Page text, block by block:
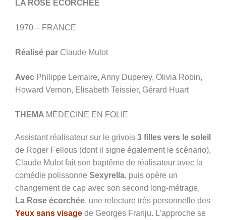
LA ROSE ÉCORCHÉE
1970 – FRANCE
Réalisé par Claude Mulot
Avec Philippe Lemaire, Anny Duperey, Olivia Robin,
Howard Vernon, Elisabeth Teissier, Gérard Huart
THEMA MÉDECINE EN FOLIE
Assistant réalisateur sur le grivois 3 filles vers le soleil
de Roger Fellous (dont il signe également le scénario),
Claude Mulot fait son baptême de réalisateur avec la
comédie polissonne Sexyrella, puis opère un
changement de cap avec son second long-métrage,
La Rose écorchée, une relecture très personnelle des
Yeux sans visage de Georges Franju. L’approche se